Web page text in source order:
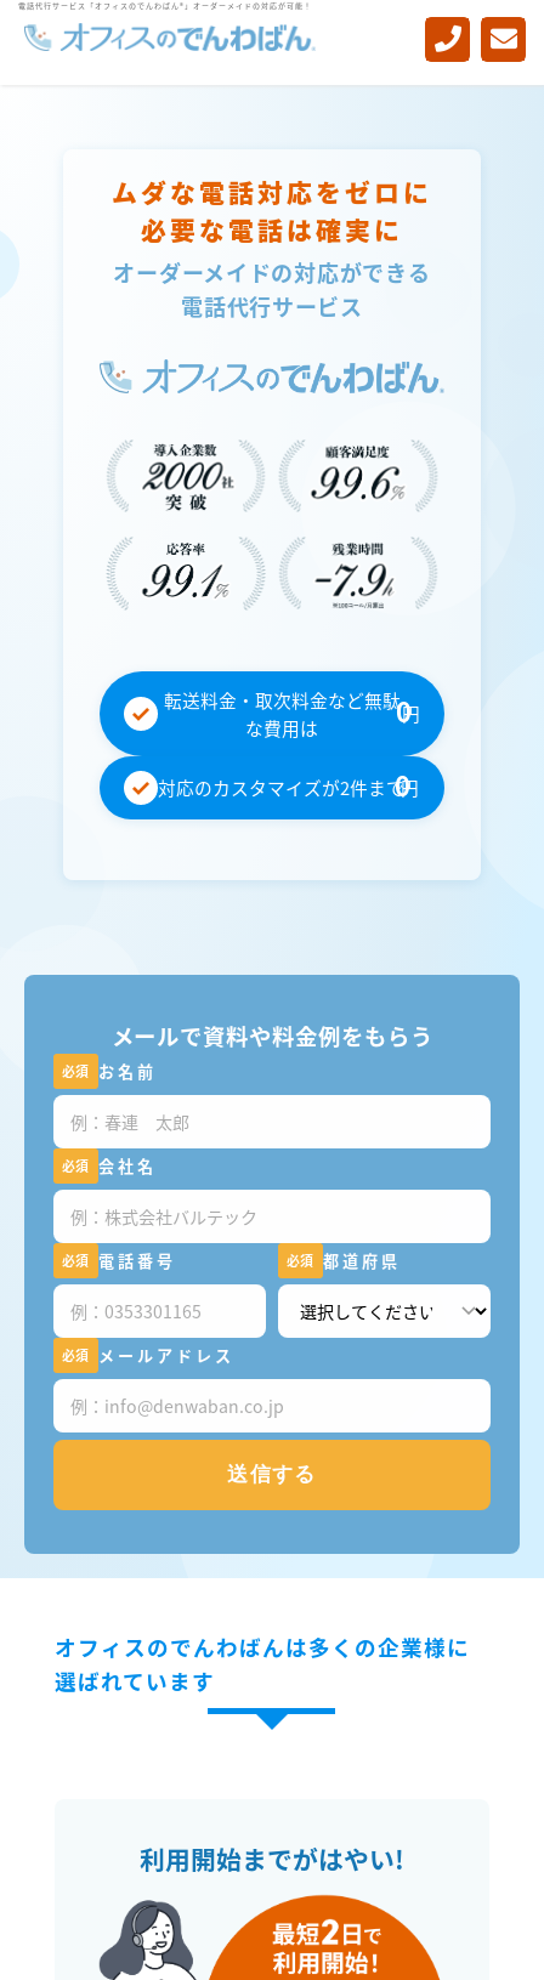
電話代行サービス「オフィスのでんわばん®」オーダーメイドの対応が可能！
-->
ムダな電話対応をゼロに
必要な電話は確実に
オーダーメイドの対応ができる
電話代行サービス
転送料金・取次料金など無駄
な費用は
0円
対応のカスタマイズが2件まで0円
メールで資料や料金例をもらう
必須 お名前
必須 会社名
必須 電話番号 必須 都道府県
必須 メールアドレス
オフィスのでんわばんは多くの企業様に
選ばれています
利用開始までがはやい!